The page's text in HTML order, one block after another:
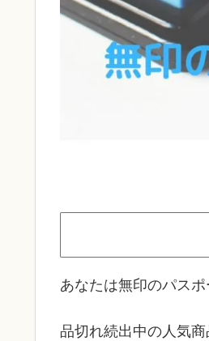
あなたは無印のパス
品切れ続出中の人気